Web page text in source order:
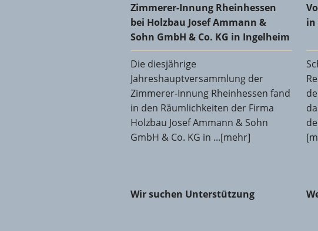
Zimmerer-Innung Rheinhessen
bei Holzbau Josef Ammann &
Sohn GmbH & Co. KG in Ingelheim
Die diesjährige
Jahreshauptversammlung der
Zimmerer-Innung Rheinhessen fand
in den Räumlichkeiten der Firma
Holzbau Josef Ammann & Sohn
GmbH & Co. KG in ...[mehr]
in
Wir suchen Unterstützung
Wir suchen Unterstützung